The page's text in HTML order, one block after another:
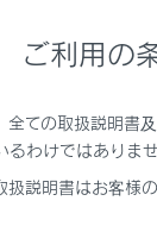
／OFFを変更す
ご利用の
全ての取扱説明書
るわけではありませ
扱説明書はお客様